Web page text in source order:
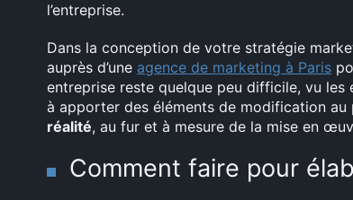
l’entreprise.
Dans la conception de votre stratégie
auprès d’une agence de marketing à Paris
entreprise reste quelque peu difficile, vu les
à apporter des éléments de modification au
réalité, au fur et à mesure de la mise en
Comment faire pour